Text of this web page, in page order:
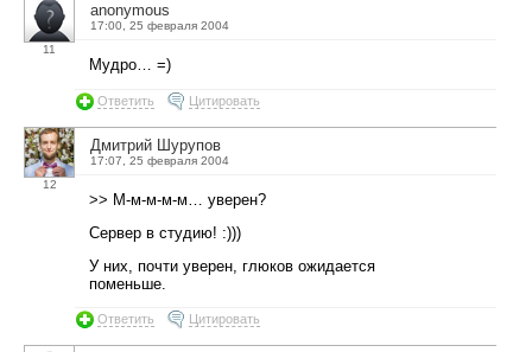
11
anonymous
17:00, 25 февраля 2004
Мудро… =)
Ответить Цитировать
12
Дмитрий Шурупов
17:07, 25 февраля 2004
>> М-м-м-м-м… уверен?
Сервер в студию! :)))
У них, почти уверен, глюков ожидается
поменьше.
Ответить Цитировать